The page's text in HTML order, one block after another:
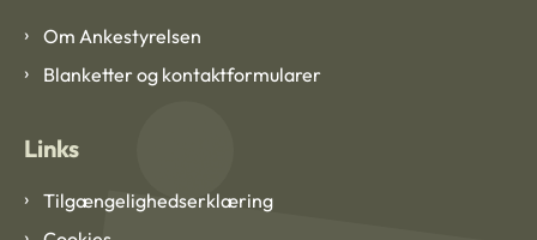
Om Ankestyrelsen
Blanketter og kontaktformularer
Links
Tilgængelighedserklæring